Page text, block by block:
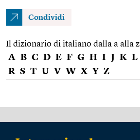
Condividi
Il dizionario di italiano dalla a alla z
A B C D E F G H I J K L
R S T U V W X Y Z